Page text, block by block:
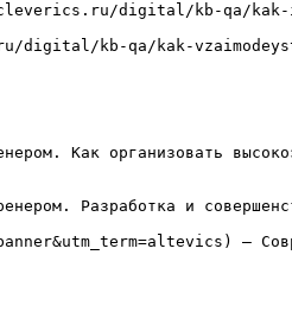
cleverics.ru/digital/kb-qa/
digital/kb-qa/kak-
Как организовать
Разработка и
—